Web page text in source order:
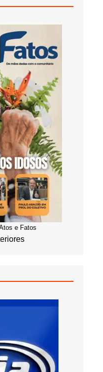
e Fatos